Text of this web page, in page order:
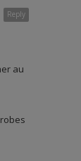
Reply
au